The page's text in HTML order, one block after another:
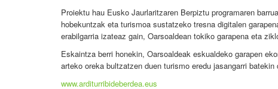
Proiektu hau Eusko Jaurlaritzaren Berpiztu programaren
hobekuntzak eta turismoa sustatzeko tresna digitalen
erabilgarria izateaz gain, Oarsoaldean tokiko garapena eta
Eskaintza berri honekin, Oarsoaldeak eskualdeko garapen
arteko oreka bultzatzen duen turismo eredu jasangarri
www.arditurribideberdea.eus